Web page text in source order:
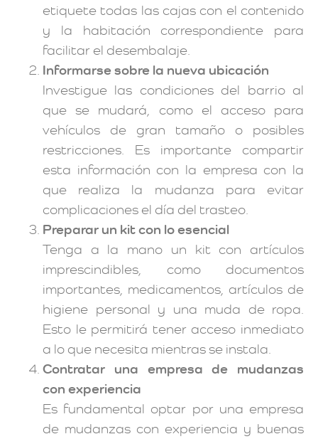
etiquete todas las cajas con el contenido
y la habitación correspondiente para
facilitar el desembalaje.
Informarse sobre la nueva ubicación
Investigue las condiciones del barrio al
que se mudará, como el acceso para
vehículos de gran tamaño o posibles
restricciones. Es importante compartir
esta información con la empresa con la
que realiza la mudanza para evitar
complicaciones el día del trasteo.
Preparar un kit con lo esencial
Tenga a la mano un kit con artículos
imprescindibles, como documentos
importantes, medicamentos, artículos de
higiene personal y una muda de ropa.
Esto le permitirá tener acceso inmediato
a lo que necesita mientras se instala.
Contratar una empresa de mudanzas
con experiencia
Es fundamental optar por una empresa
de mudanzas con experiencia y buenas